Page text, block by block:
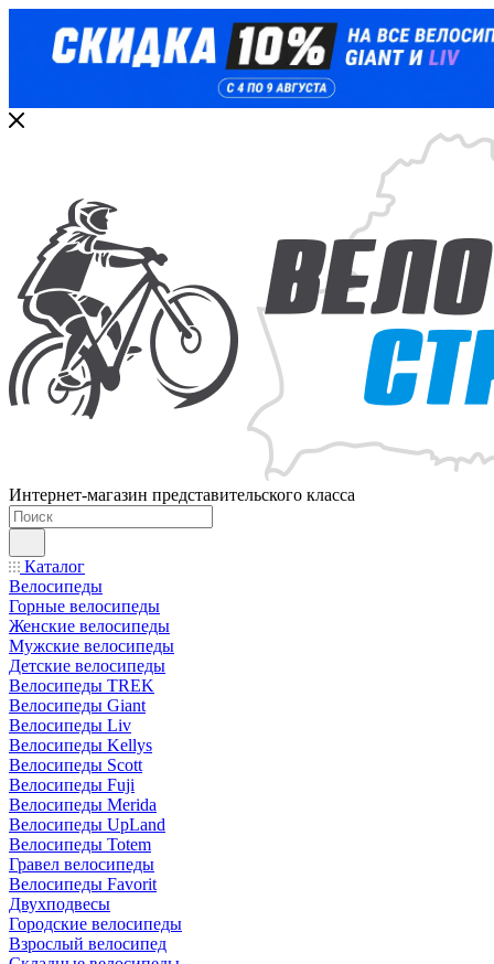
Интернет-магазин представительского класса
Каталог
Велосипеды
Горные велосипеды
Женские велосипеды
Мужские велосипеды
Детские велосипеды
Велосипеды TREK
Велосипеды Giant
Велосипеды Liv
Велосипеды Kellys
Велосипеды Scott
Велосипеды Fuji
Велосипеды Merida
Велосипеды UpLand
Велосипеды Totem
Гравел велосипеды
Велосипеды Favorit
Двухподвесы
Городские велосипеды
Взрослый велосипед